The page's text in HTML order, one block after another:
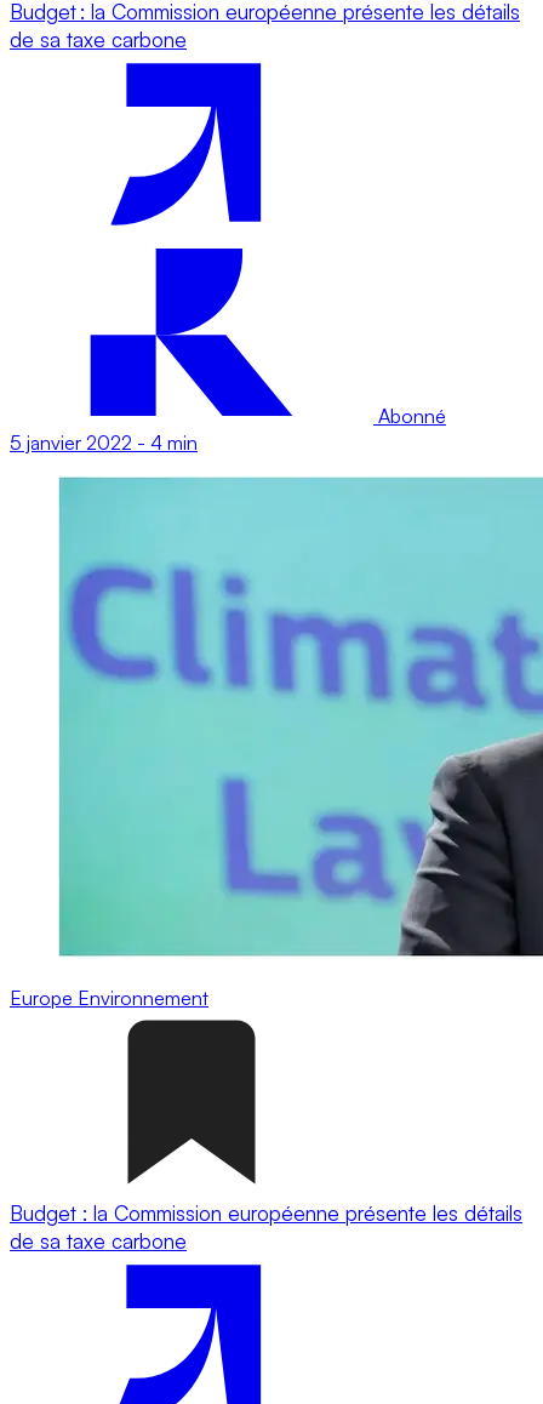
Budget : la Commission européenne présente les détails
de sa taxe carbone
Abonné
5 janvier 2022 - 4 min
Europe Environnement
Budget : la Commission européenne présente les détails
de sa taxe carbone